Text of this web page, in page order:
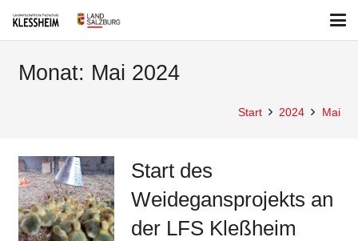
Monat: Mai 2024
Start 2024 Mai
Start des
Weidegansprojekts an
der LFS Kleßheim